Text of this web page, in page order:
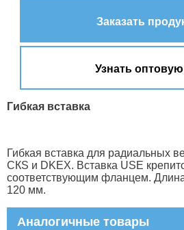
Заказать
Узнать
Гибкая вставка
Гибкая вставка для радиальных
СКS и DKEX. Вставка USE
соответствующим фланцем. Длина
120 мм.
Аналогичные товары